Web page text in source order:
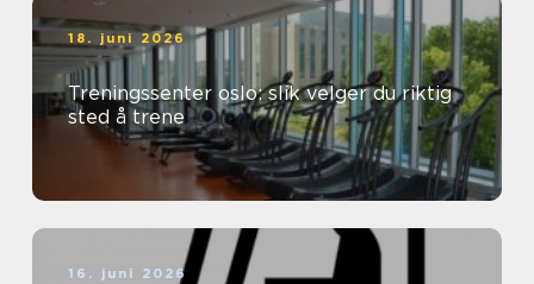
18. juni 2026
Treningssenter oslo: slik velger du riktig
sted å trene
16. juni 2026